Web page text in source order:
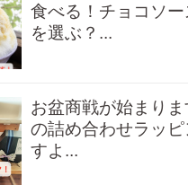
食べる！チョコソー
を選ぶ？...
お盆商戦が始まり
の詰め合わせラッピ
すよ...